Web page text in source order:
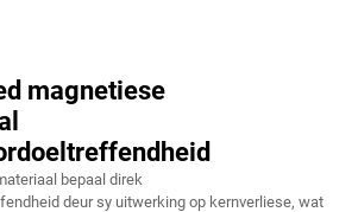
magnetiese
bepaal direk
deur sy uitwerking op kernverliese, wat